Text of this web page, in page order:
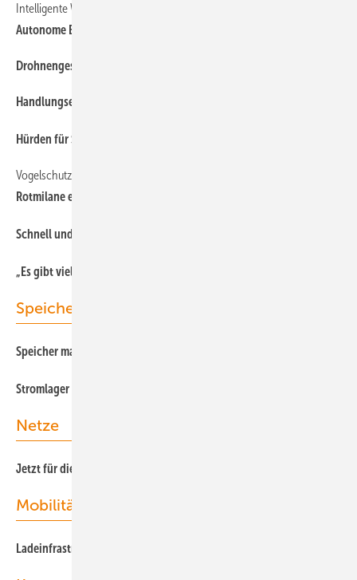
Intelligente Windturbinen
Autonome Einzelkämpfer
Drohnengestützte Inspektion und Blitzschutzmessung
Handlungsempfehlung und Business Case für Solarrepowering
Hürden für Solarrepowering jetzt beseitigen
Vogelschutz bei Windkraftanlagen
Rotmilane erkennen Gefahrenbereich des Rotors
Schnell und flexibel
„Es gibt viele Anreize“
Speicher
Speicher machen flexibel
Strom lager für den Betrieb
Netze
Jetzt für die Zukunft die Initiative ergreifen
Mobilität
Ladeinfrastruktur als Schlüsselelement